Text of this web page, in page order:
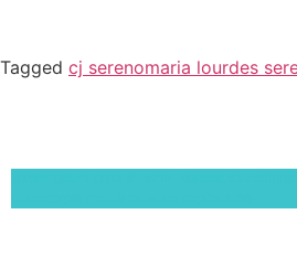
Tagged cj serenomaria lourdes